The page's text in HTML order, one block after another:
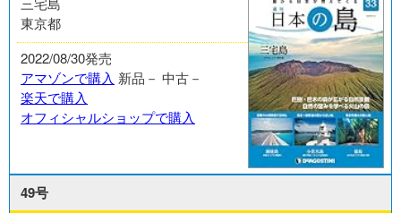
東京都
2022/08/30発売
アマゾンで購入 新品－ 中古－
楽天で購入
オフィシャルショップで購入
49号